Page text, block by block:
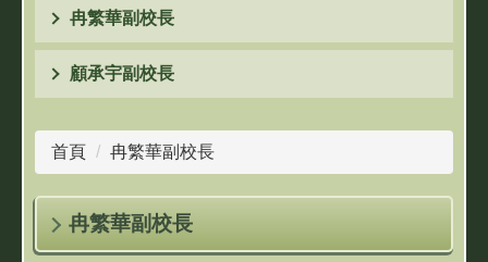
冉繁華副校長
顧承宇副校長
首頁 冉繁華副校長
冉繁華副校長